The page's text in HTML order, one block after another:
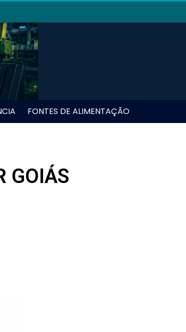
FONTES DE ALIMENTAÇÃO
GOIÁS